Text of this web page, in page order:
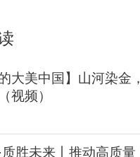
大美中国】山河染金，
视频）
质胜未来丨推动高质量